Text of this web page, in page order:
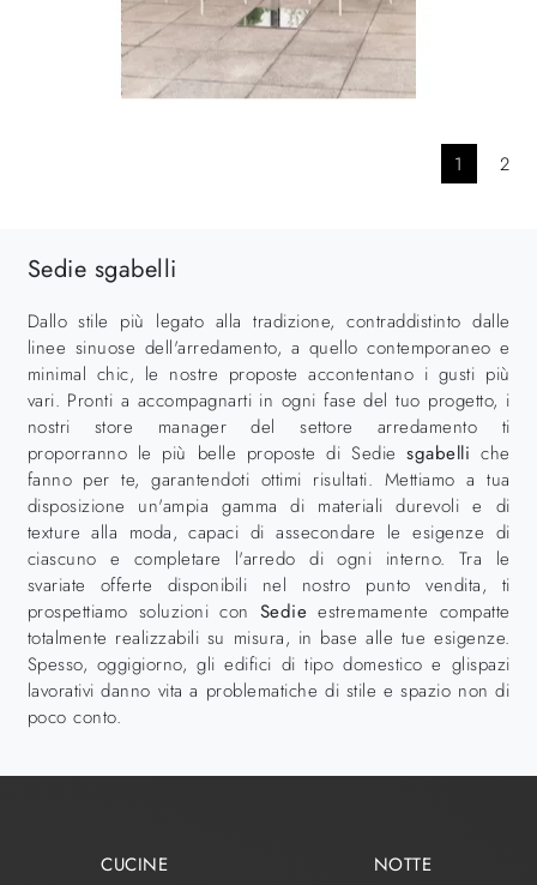
1 2
Sedie sgabelli
Dallo stile più legato alla tradizione, contraddistinto dalle
linee sinuose dell'arredamento, a quello contemporaneo e
minimal chic, le nostre proposte accontentano i gusti più
vari. Pronti a accompagnarti in ogni fase del tuo progetto, i
nostri store manager del settore arredamento ti
proporranno le più belle proposte di Sediesgabelli che
fanno per te, garantendoti ottimi risultati. Mettiamo a tua
disposizione un'ampia gamma di materiali durevoli e di
texture alla moda, capaci di assecondare le esigenze di
ciascuno e completare l'arredo di ogni interno. Tra le
svariate offerte disponibili nel nostro punto vendita, ti
prospettiamo soluzioni con Sedie estremamente compatte
totalmente realizzabili su misura, in base alle tue esigenze.
Spesso, oggigiorno, gli edifici di tipo domestico e glispazi
lavorativi danno vita a problematiche di stile e spazio non di
poco conto.
CUCINE NOTTE